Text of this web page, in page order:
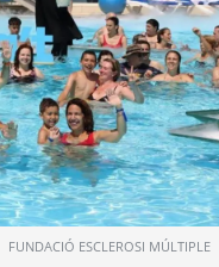
FUNDACIÓ ESCLEROSI MÚLTIPLE